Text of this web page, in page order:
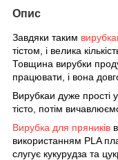
Опис
Завдяки таким
тістом, і велика
Товщина вирубки
працювати, і вона
Вирубкаи дуже прості
тісто, потім
Вирубка для пряників
використанням PLA
слугує кукурудза та